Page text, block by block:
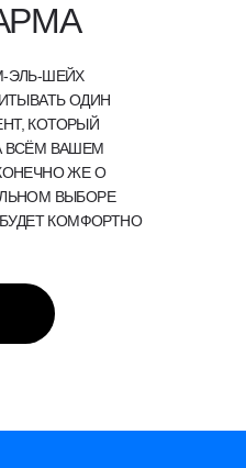
ЭЛЬ-ШЕЙХ
ОДИН
КОТОРЫЙ
ВСЁМ ВАШЕМ
ЖЕ О
ВЫБОРЕ
КОМФОРТНО